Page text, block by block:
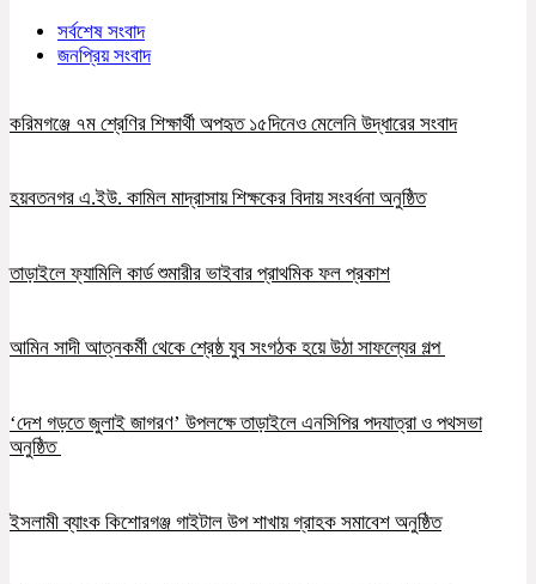
সর্বশেষ সংবাদ
জনপ্রিয় সংবাদ
করিমগঞ্জে ৭ম শ্রেণির শিক্ষার্থী অপহৃত ১৫দিনেও মেলেনি উদ্ধারের সংবাদ
হয়বতনগর এ.ইউ. কামিল মাদ্রাসায় শিক্ষকের বিদায় সংবর্ধনা অনুষ্ঠিত
তাড়াইলে ফ্যামিলি কার্ড শুমারীর ভাইবার প্রাথমিক ফল প্রকাশ
আমিন সাদী আত্নকর্মী থেকে শ্রেষ্ঠ যুব সংগঠক হয়ে উঠা সাফল্যের গল্প
‘দেশ গড়তে জুলাই জাগরণ’ উপলক্ষে তাড়াইলে এনসিপির পদযাত্রা ও পথসভা
অনুষ্ঠিত
ইসলামী ব্যাংক কিশোরগঞ্জ গাইটাল উপ শাখায় গ্রাহক সমাবেশ অনুষ্ঠিত